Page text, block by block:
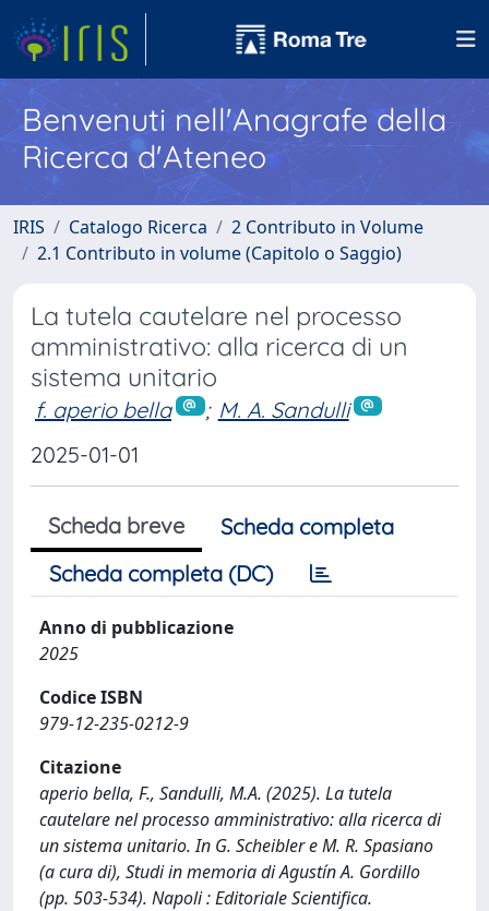
Benvenuti nell'Anagrafe della
Ricerca d'Ateneo
IRIS Catalogo Ricerca
2 Contributo in Volume
2.1 Contributo in volume (Capitolo o Saggio)
La tutela cautelare nel processo
amministrativo: alla ricerca di un
sistema unitario
f. aperio bella ; M. A. Sandulli
2025-01-01
Scheda breve
Scheda completa
Scheda completa (DC)
Anno di pubblicazione
2025
Codice ISBN
979-12-235-0212-9
Citazione
aperio bella, F., Sandulli, M.A. (2025). La tutela
cautelare nel processo amministrativo: alla ricerca di
un sistema unitario. In G. Scheibler e M. R. Spasiano
(a cura di), Studi in memoria di Agustín A. Gordillo
(pp. 503-534). Napoli : Editoriale Scientifica.